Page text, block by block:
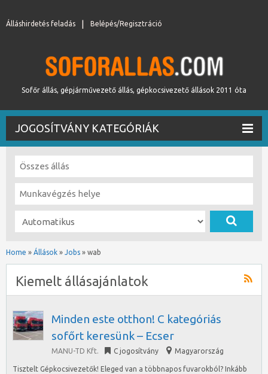
Belépés/Regisztráció
Álláshirdetés feladás
Sofőr állás, gépjárművezető állás, gépkocsivezető állások 2011 óta
JOGOSÍTVÁNY KATEGÓRIÁK
Home » Állások » Jobs » wab
Kiemelt állásajánlatok
Minden este otthon! C kategóriás
sofőrt keresünk – Ecser
MANU-TD Kft. C jogosítvány Magyarország
Tisztelt Gépkocsivezetők! Eleged van a többnapos fuvarokból? Inkább